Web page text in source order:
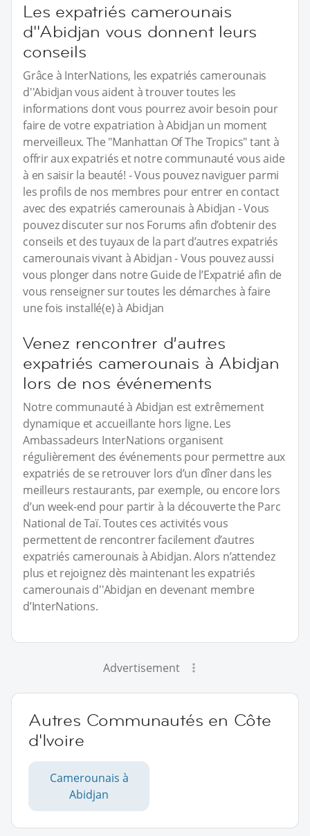
Les expatriés camerounais
d''Abidjan vous donnent leurs
conseils
Grâce à InterNations, les expatriés camerounais
d''Abidjan vous aident à trouver toutes les
informations dont vous pourrez avoir besoin pour
faire de votre expatriation à Abidjan un moment
merveilleux. The "Manhattan Of The Tropics" tant à
offrir aux expatriés et notre communauté vous aide
à en saisir la beauté! - Vous pouvez naviguer parmi
les profils de nos membres pour entrer en contact
avec des expatriés camerounais à Abidjan - Vous
pouvez discuter sur nos Forums afin d’obtenir des
conseils et des tuyaux de la part d’autres expatriés
camerounais vivant à Abidjan - Vous pouvez aussi
vous plonger dans notre Guide de l’Expatrié afin de
vous renseigner sur toutes les démarches à faire
une fois installé(e) à Abidjan
Venez rencontrer d’autres
expatriés camerounais à Abidjan
lors de nos événements
Notre communauté à Abidjan est extrêmement
dynamique et accueillante hors ligne. Les
Ambassadeurs InterNations organisent
régulièrement des événements pour permettre aux
expatriés de se retrouver lors d’un dîner dans les
meilleurs restaurants, par exemple, ou encore lors
d’un week-end pour partir à la découverte the Parc
National de Taï. Toutes ces activités vous
permettent de rencontrer facilement d’autres
expatriés camerounais à Abidjan. Alors n’attendez
plus et rejoignez dès maintenant les expatriés
camerounais d''Abidjan en devenant membre
d’InterNations.
Advertisement
Autres Communautés en Côte
d'Ivoire
Camerounais à
Abidjan